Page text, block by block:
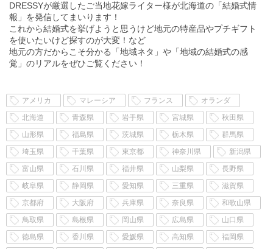
DRESSYが厳選したご当地花嫁ライター様が北海道の「結婚式情
報」を発信してまいります！
これから結婚式を挙げようと思うけど地元の特産品やプチギフト
を使いたいけど探すのが大変！など
地元の方だからこそ分かる「地域ネタ」や「地域の結婚式の感
覚」のリアルをぜひご覧ください！
アメリカ マレーシア フランス
オランダ
北海道
青森県 岩手県 宮城県
秋田県
山形県
福島県 茨城県 栃木県
群馬県
埼玉県
千葉県 東京都 神奈川県
新潟県
富山県
石川県 福井県 山梨県
長野県
岐阜県
静岡県 愛知県 三重県
滋賀県
京都府
大阪府 兵庫県 奈良県
和歌山県
鳥取県
島根県 岡山県 広島県
山口県
徳島県
香川県 愛媛県 高知県
福岡県